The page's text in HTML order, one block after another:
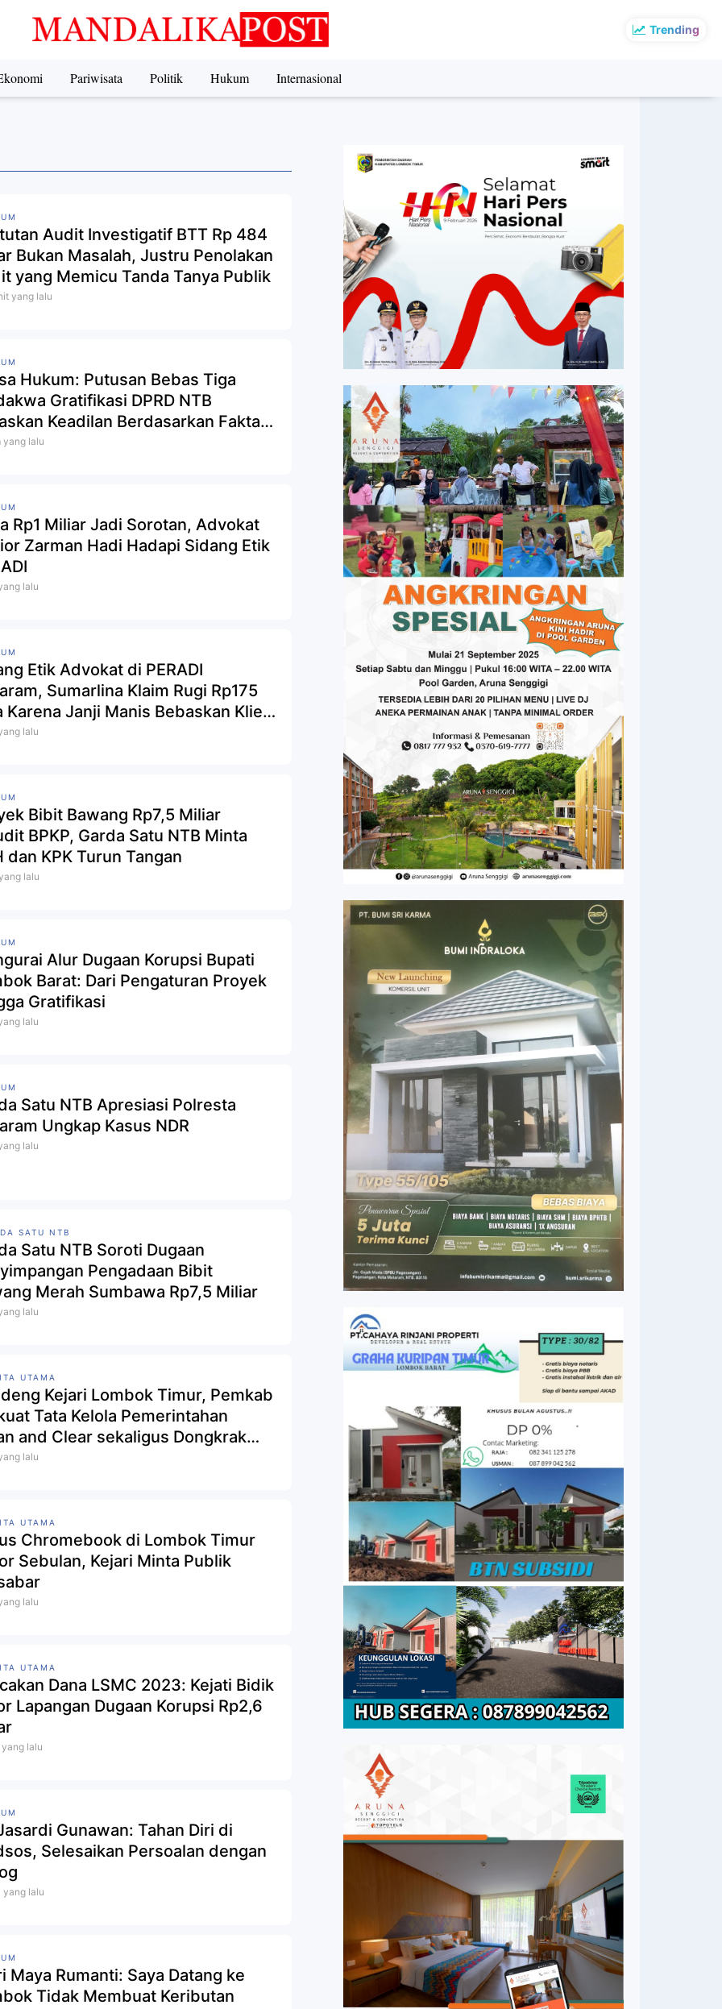
Trending
Pariwisata Politik Hukum Internasional
Audit Investigatif BTT Rp 484
Bukan Masalah, Justru Penolakan
yang Memicu Tanda Tanya Publik
yang lalu
Hukum: Putusan Bebas Tiga
Gratifikasi DPRD NTB
Keadilan Berdasarkan Fakta
yang lalu
Rp1 Miliar Jadi Sorotan, Advokat
Zarman Hadi Hadapi Sidang Etik
lalu
Etik Advokat di PERADI
Sumarlina Klaim Rugi Rp175
Karena Janji Manis Bebaskan Klien
lalu
Bibit Bawang Rp7,5 Miliar
BPKP, Garda Satu NTB Minta
lalu
Alur Dugaan Korupsi Bupati
Barat: Dari Pengaturan Proyek
Gratifikasi
lalu
Satu NTB Apresiasi Polresta
Ungkap Kasus NDR
lalu
SATU NTB
Satu NTB Soroti Dugaan
Pengadaan Bibit
Merah Sumbawa Rp7,5 Miliar
lalu
UTAMA
Kejari Lombok Timur, Pemkab
Tata Kelola Pemerintahan
and Clear sekaligus Dongkrak
Rp10 Miliar
lalu
UTAMA
Chromebook di Lombok Timur
Sebulan, Kejari Minta Publik
lalu
UTAMA
Dana LSMC 2023: Kejati Bidik
Lapangan Dugaan Korupsi Rp2,6
yang lalu
Gunawan: Tahan Diri di
Selesaikan Persoalan dengan
yang lalu
Maya Rumanti: Saya Datang ke
Tidak Membuat Keributan